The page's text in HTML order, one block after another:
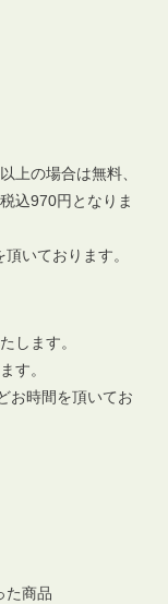
上の場合は無料、
込970円となりま
いております。
します。
す。
お時間を頂いてお
た商品